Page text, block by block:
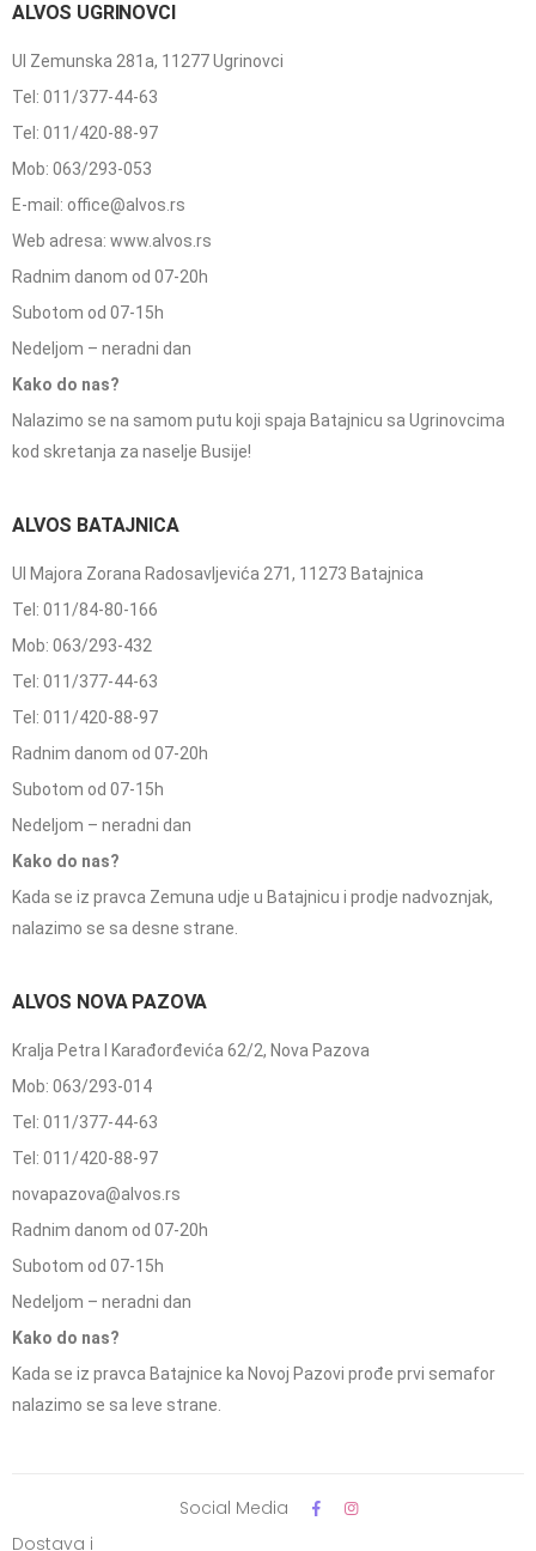
ALVOS UGRINOVCI
Ul Zemunska 281a, 11277 Ugrinovci
Tel: 011/377-44-63
Tel: 011/420-88-97
Mob: 063/293-053
E-mail: office@alvos.rs
Web adresa: www.alvos.rs
Radnim danom od 07-20h
Subotom od 07-15h
Nedeljom – neradni dan
Kako do nas?
Nalazimo se na samom putu koji spaja Batajnicu sa Ugrinovcima
kod skretanja za naselje Busije!
ALVOS BATAJNICA
Ul Majora Zorana Radosavljevića 271, 11273 Batajnica
Tel: 011/84-80-166
Mob: 063/293-432
Tel: 011/377-44-63
Tel: 011/420-88-97
Radnim danom od 07-20h
Subotom od 07-15h
Nedeljom – neradni dan
Kako do nas?
Kada se iz pravca Zemuna udje u Batajnicu i prodje nadvoznjak,
nalazimo se sa desne strane.
ALVOS NOVA PAZOVA
Kralja Petra I Karađorđevića 62/2, Nova Pazova
Mob: 063/293-014
Tel: 011/377-44-63
Tel: 011/420-88-97
novapazova@alvos.rs
Radnim danom od 07-20h
Subotom od 07-15h
Nedeljom – neradni dan
Kako do nas?
Kada se iz pravca Batajnice ka Novoj Pazovi prođe prvi semafor
nalazimo se sa leve strane.
Dostava i
Social Media